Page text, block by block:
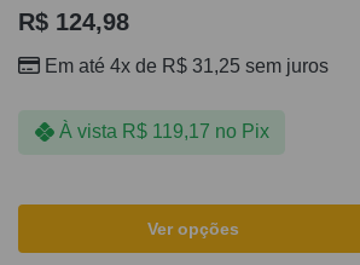
R$ 124,98
Em até 4x de R$ 31,25 sem juros
À vista R$119,17 no Pix
Ver opções